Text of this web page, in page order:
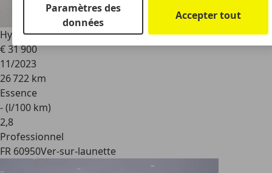
Hyundai i20N Performance 204ch
€ 31 900
11/2023
26 722 km
Essence
- (l/100 km)
2,8
Professionnel
FR 60950Ver-sur-launette
Paramètres des
données
Accepter tout